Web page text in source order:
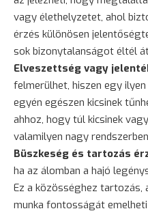
vagy élethelyzetet, ahol
érzés különösen
sok bizonytalanságot éltél
Elveszettség vagy
felmerülhet, hiszen egy
egyén egészen kicsinek
ahhoz, hogy túl kicsinek
valamilyen nagy
Büszkeség és tartozás
ha az álomban a hajó
Ez a közösséghez tartozás,
munka fontosságát emelheti